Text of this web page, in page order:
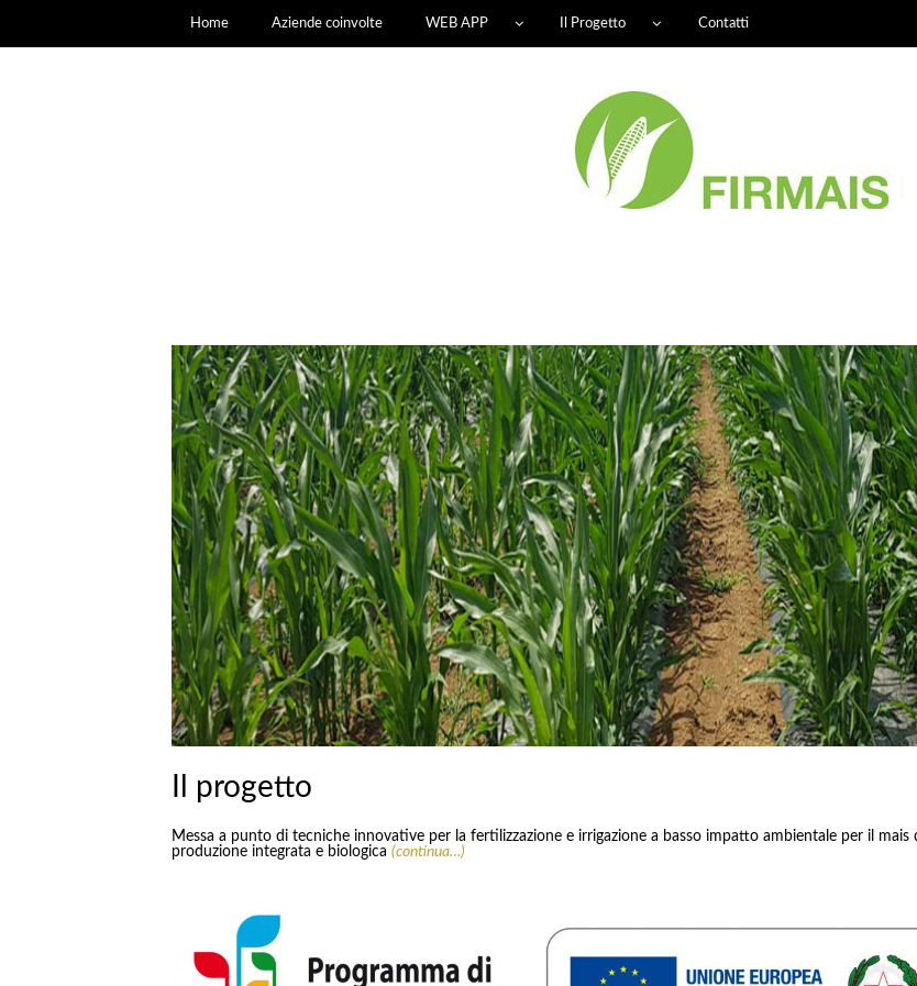
Home Aziende coinvolte WEB APP Il Progetto Contatti
Il progetto
Messa a punto di tecniche innovative per la fertilizzazione e irrigazione a basso impatto ambientale per il mais
produzione integrata e biologica (continua…)